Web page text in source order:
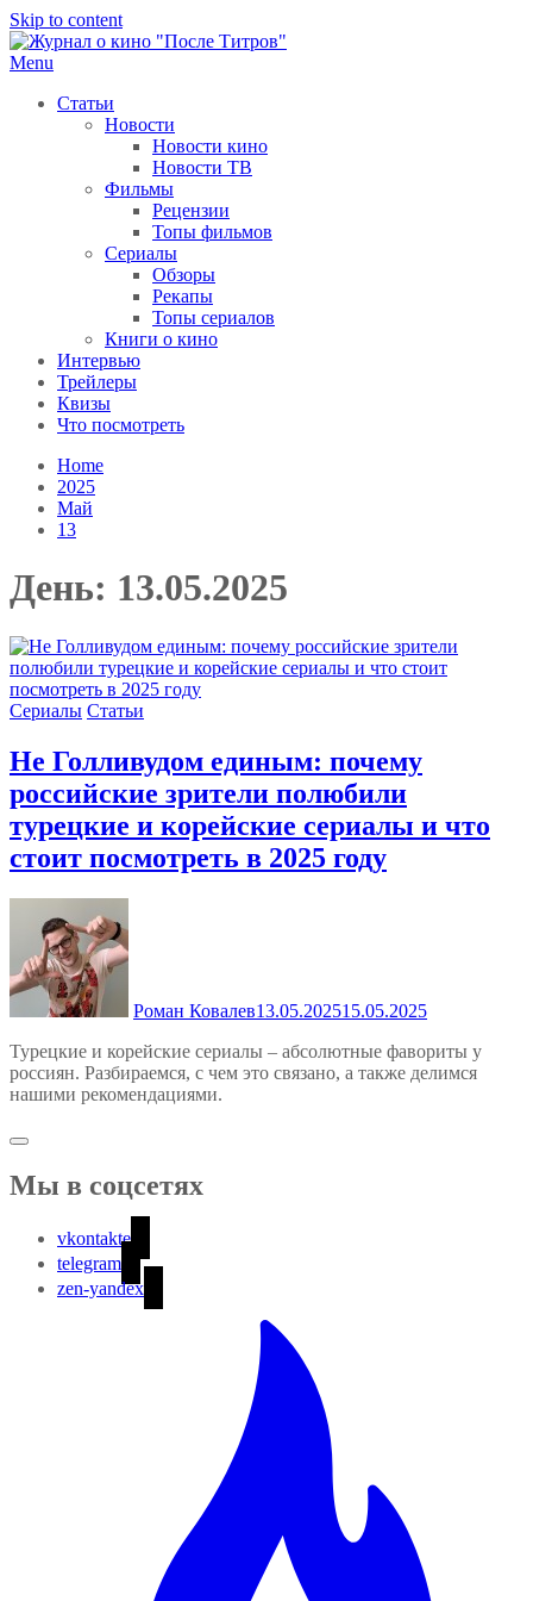
Skip to content
Menu
Статьи
Новости
Новости кино
Новости ТВ
Фильмы
Рецензии
Топы фильмов
Сериалы
Обзоры
Рекапы
Топы сериалов
Книги о кино
Интервью
Трейлеры
Квизы
Что посмотреть
Home
2025
Май
13
День: 13.05.2025
Сериалы Статьи
Не Голливудом единым: почему
российские зрители полюбили
турецкие и корейские сериалы и что
стоит посмотреть в 2025 году
Роман Ковалев13.05.202515.05.2025
Турецкие и корейские сериалы – абсолютные фавориты у
россиян. Разбираемся, с чем это связано, а также делимся
нашими рекомендациями.
Мы в соцсетях
vkontakte
telegram
zen-yandex